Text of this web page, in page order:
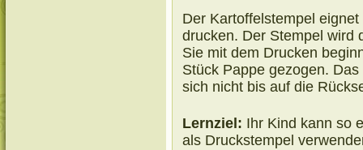
Der Kartoffelstempel
drucken. Der Stempel wird
Sie mit dem Drucken
Stück Pappe gezogen.
sich nicht bis auf die
Lernziel: Ihr Kind kann so
als Druckstempel